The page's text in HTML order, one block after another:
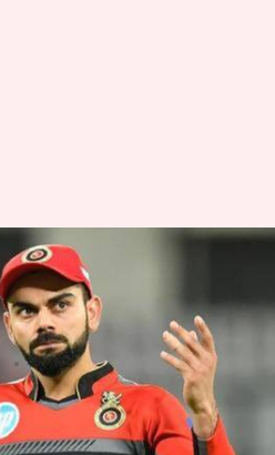
बताया, आखिर क्यों
जीत पाई IPL का
03:10 pm